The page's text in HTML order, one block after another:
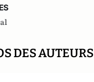
DES AUTEURS